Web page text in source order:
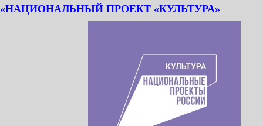
«НАЦИОНАЛЬНЫЙ ПРОЕКТ «КУЛЬТУРА»